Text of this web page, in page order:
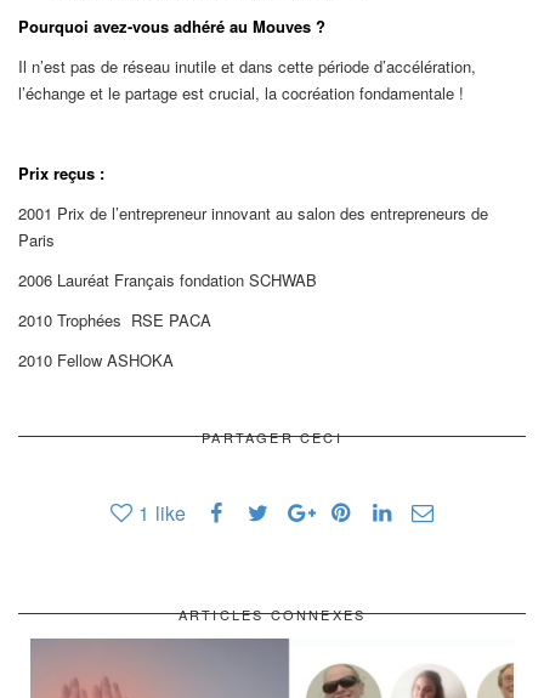
Pourquoi avez-vous adhéré au Mouves ?
Il n’est pas de réseau inutile et dans cette période d’accélération,
l’échange et le partage est crucial, la cocréation fondamentale !
Prix reçus :
2001 Prix de l’entrepreneur innovant au salon des entrepreneurs de
Paris
2006 Lauréat Français fondation SCHWAB
2010 Trophées RSE PACA
2010 Fellow ASHOKA
PARTAGER CECI
1 like
ARTICLES CONNEXES